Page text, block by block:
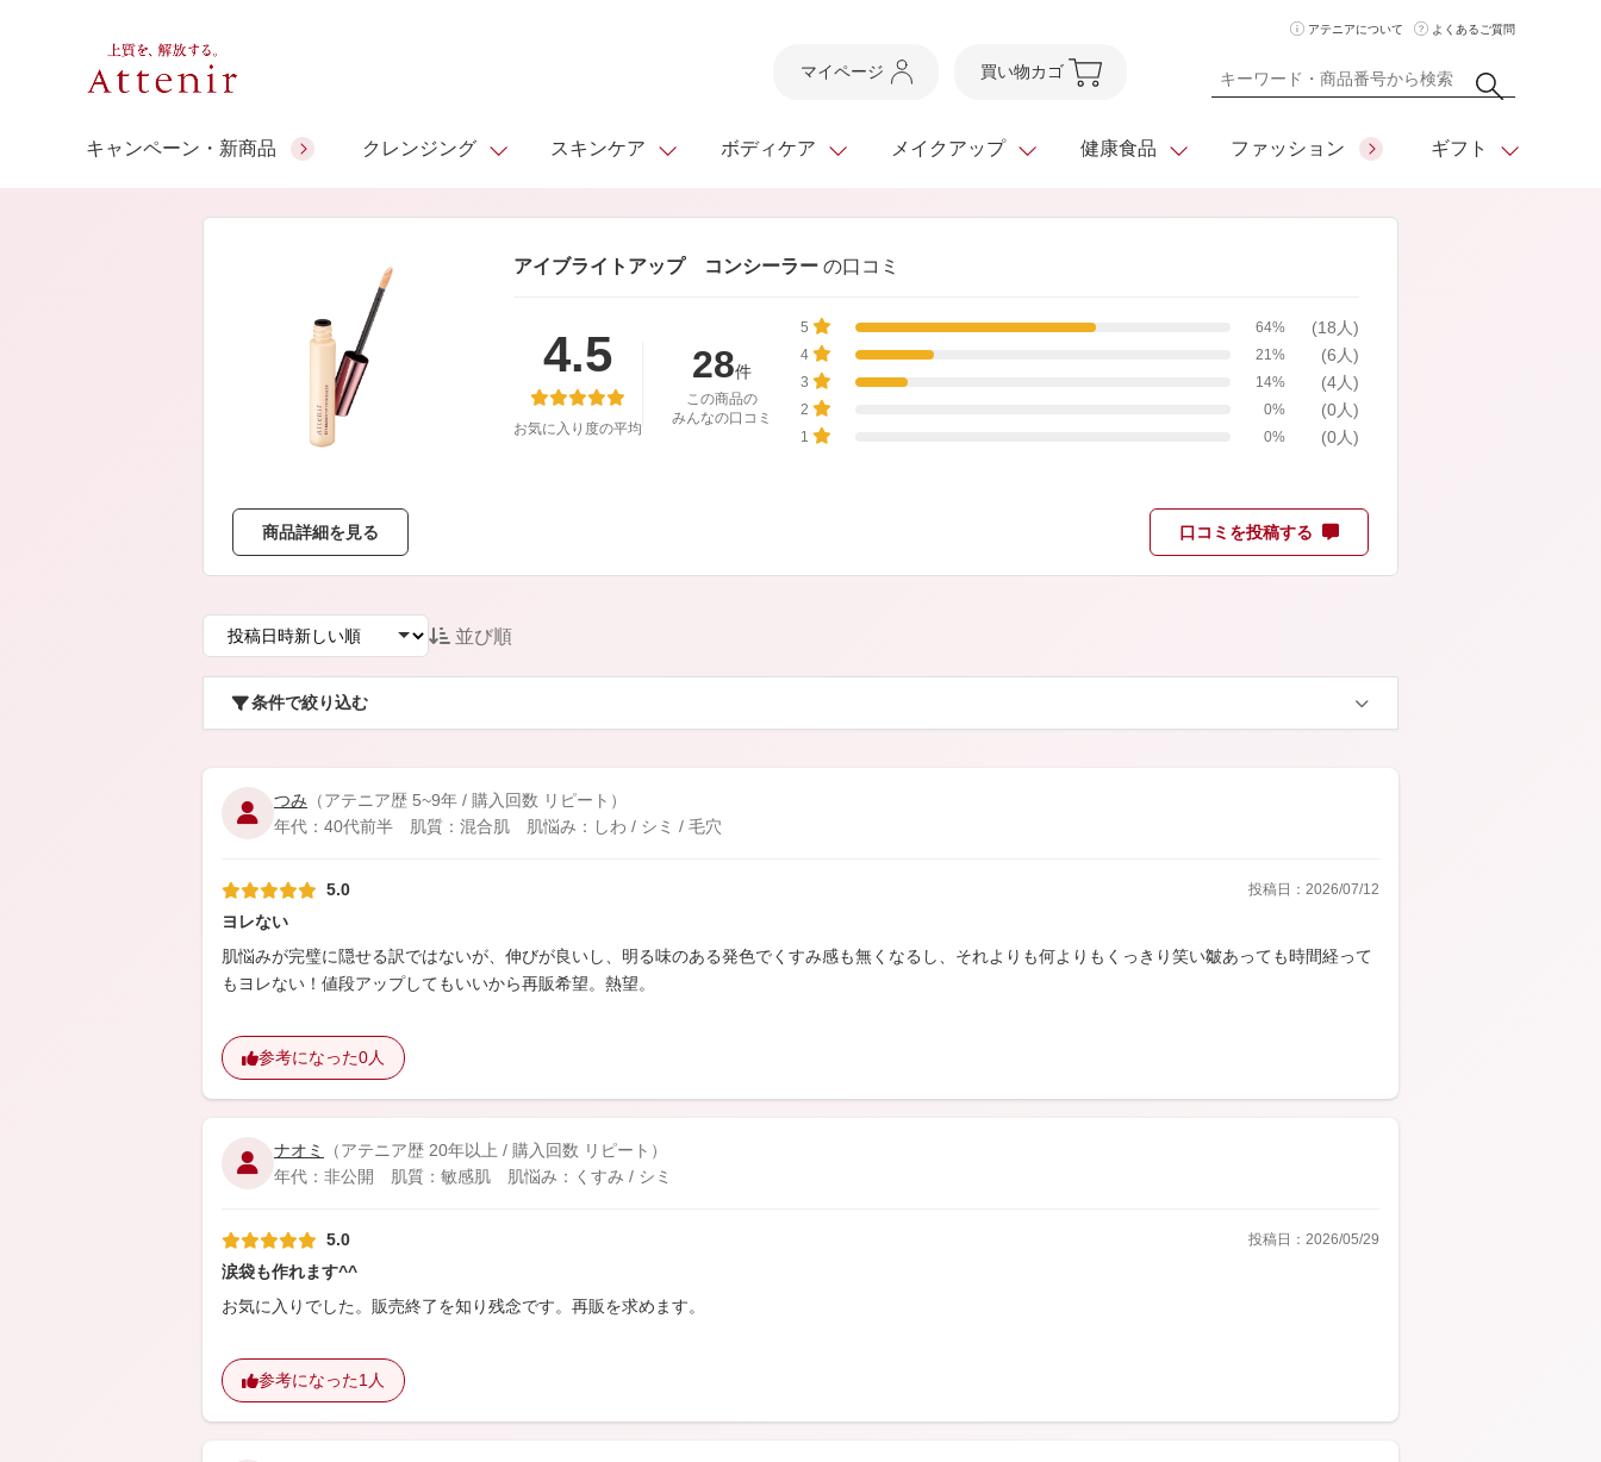
アテニアについて よくあるご質問
マイページ 買い物カゴ
キャンペーン・新商品 クレンジング
スペシャルサイト ギフトサービス
スキンケア
ドレスリフト
理想肌バランス
アテニアの「時計美容」
洗顔料
美容液・クリーム
日やけ止め
ボディケア
アロマリチュアル
・フレグランス
ヘアケア
メイクアップ
ポイントメイク ベースメイク マスカラ フェイスカラー
お悩みから探す
健康食品
ビューティスト
ビューティーセレクト
マルチビタミン＆ミネラ
インナースマート カロリシェイプ
青汁シリーズ ベーシックシリーズ
ファッション ギフト
アテニア ギフト
シーンから選ぶ
ご予算から選ぶ
人気ランキング
スキンクリア クレンズ
オイル 専用ギフト
住所を知らなくても
贈れるeギフト
アイブライトアップ コンシーラー の口コミ
4.5
お気に入り度の平均
28件
この商品の
みんなの口コミ
5 64% (18人)
4 21% (6人)
3 14% (4人)
2 0% (0人)
1 0% (0人)
商品詳細を見る 口コミを投稿する
並び順
条件で絞り込む
つみ （アテニア歴 5~9年 / 購入回数 リピート）
年代：40代前半 肌質：混合肌 肌悩み：しわ / シミ / 毛穴
5.0 投稿日：2026/07/12
ヨレない
肌悩みが完璧に隠せる訳ではないが、伸びが良いし、明る味のある発色でくすみ感も無くなるし、それよりも何よりもくっきり笑い皺あっても時間経って
もヨレない！値段アップしてもいいから再販希望。熱望。
参考になった0人
ナオミ
（アテニア歴 20年以上 / 購入回数 リピート）
年代：非公開 肌質：敏感肌 肌悩み：くすみ / シミ
5.0 投稿日：2026/05/29
涙袋も作れます^^
お気に入りでした。販売終了を知り残念です。再販を求めます。
参考になった1人